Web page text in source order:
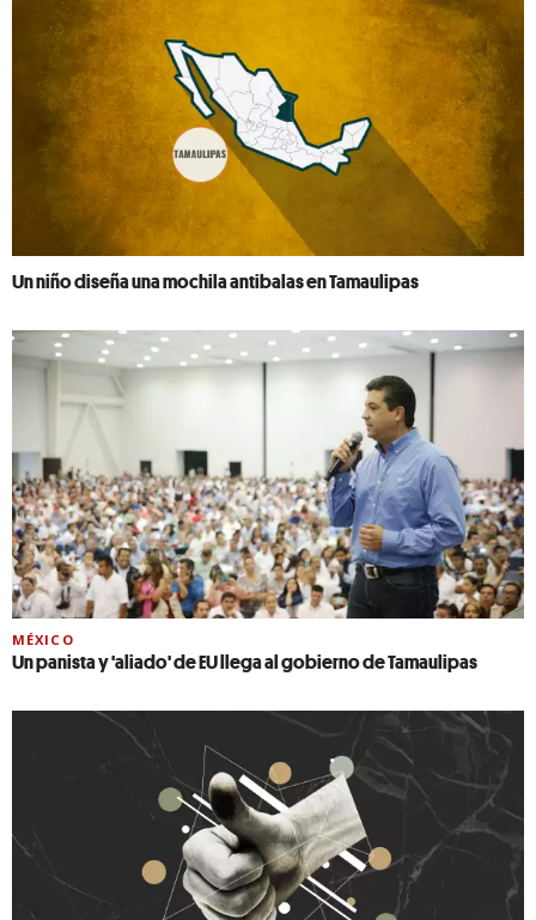
Un niño diseña una mochila antibalas en Tamaulipas
MÉXICO
Un panista y 'aliado' de EU llega al gobierno de Tamaulipas